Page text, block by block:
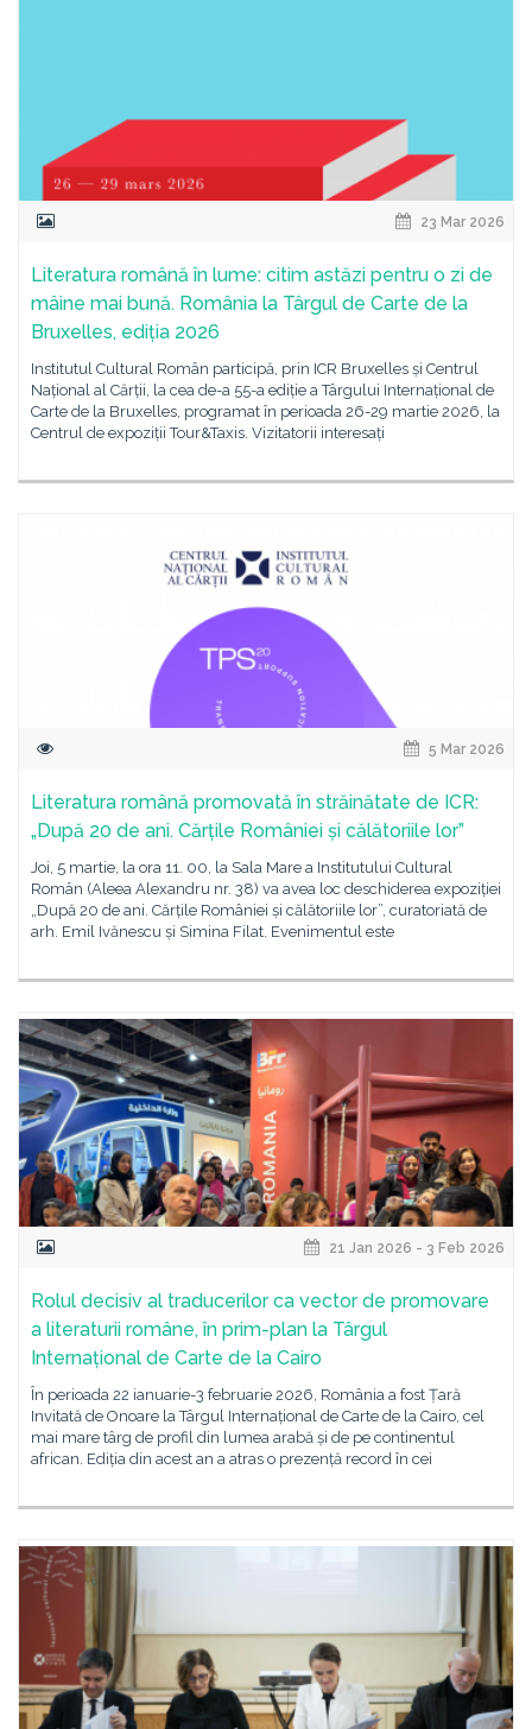
23 Mar 2026
Literatura română în lume: citim astăzi pentru o zi de
mâine mai bună. România la Târgul de Carte de la
Bruxelles, ediția 2026
Institutul Cultural Român participă, prin ICR Bruxelles și Centrul
Național al Cărții, la cea de-a 55-a ediție a Târgului Internațional de
Carte de la Bruxelles, programat în perioada 26-29 martie 2026, la
Centrul de expoziții Tour&Taxis. Vizitatorii interesați
5 Mar 2026
Literatura română promovată în străinătate de ICR:
„După 20 de ani. Cărțile României și călătoriile lor”
Joi, 5 martie, la ora 11. 00, la Sala Mare a Institutului Cultural
Român (Aleea Alexandru nr. 38) va avea loc deschiderea expoziției
„După 20 de ani. Cărțile României și călătoriile lor”, curatoriată de
arh. Emil Ivănescu și Simina Filat. Evenimentul este
21 Jan 2026 - 3 Feb 2026
Rolul decisiv al traducerilor ca vector de promovare
a literaturii române, în prim-plan la Târgul
Internațional de Carte de la Cairo
În perioada 22 ianuarie-3 februarie 2026, România a fost Țară
Invitată de Onoare la Târgul Internațional de Carte de la Cairo, cel
mai mare târg de profil din lumea arabă și de pe continentul
african. Ediția din acest an a atras o prezență record în cei